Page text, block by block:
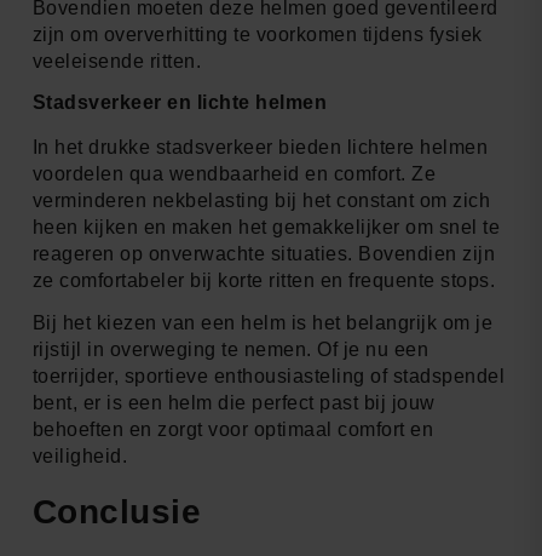
Bovendien moeten deze helmen goed geventileerd
zijn om oververhitting te voorkomen tijdens fysiek
veeleisende ritten.
Stadsverkeer en lichte helmen
In het drukke stadsverkeer bieden lichtere helmen
voordelen qua wendbaarheid en comfort. Ze
verminderen nekbelasting bij het constant om zich
heen kijken en maken het gemakkelijker om snel te
reageren op onverwachte situaties. Bovendien zijn
ze comfortabeler bij korte ritten en frequente stops.
Bij het kiezen van een helm is het belangrijk om je
rijstijl in overweging te nemen. Of je nu een
toerrijder, sportieve enthousiasteling of stadspendel
bent, er is een helm die perfect past bij jouw
behoeften en zorgt voor optimaal comfort en
veiligheid.
Conclusie